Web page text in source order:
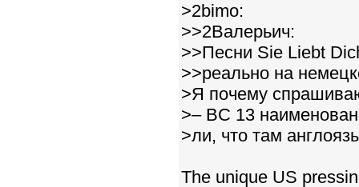
>2bimo:
>>2Валерьич:
>>Песни Sie Liebt
>>реально на
>Я почему
>– BC 13
>ли, что там
The unique US